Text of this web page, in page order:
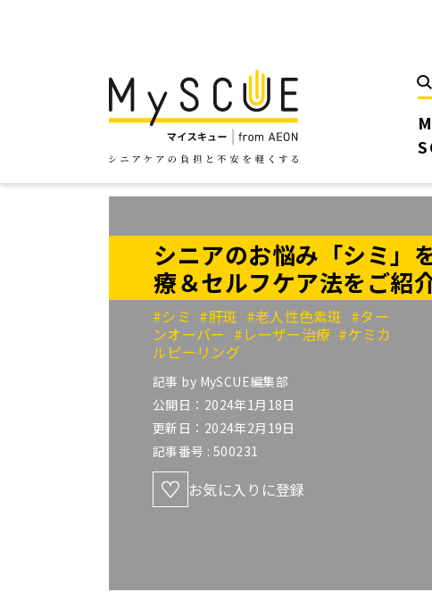
シニアのお悩み「シミ」
療＆セルフケア法をご紹
#シミ #肝斑 #老人性色素斑 #ター
ンオーバー #レーザー治療 #ケミカ
ルピーリング
記事 by MySCUE編集部
公開日：2024年1月18日
更新日：2024年2月19日
記事番号 : 500231
お気に入りに登録